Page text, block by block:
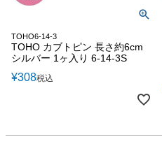
TOHO6-14-3
TOHO カブトピン 長さ約6cm
シルバー 1ヶ入り 6-14-3S
¥308税込